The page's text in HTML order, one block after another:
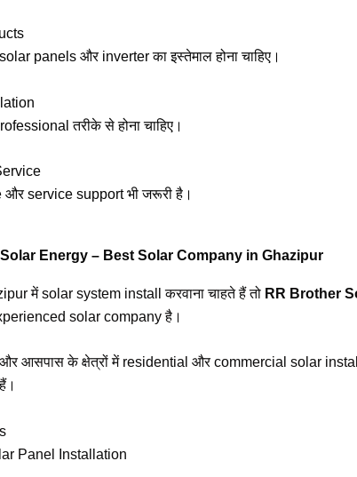
panels और inverter का इस्तेमाल होना चाहिए।
तरीके से होना चाहिए।
और service support भी जरूरी है।
Energy – Best Solar Company in Ghazipur
में solar system install करवाना चाहते हैं तो RR Brother
solar company है।
आसपास के क्षेत्रों में residential और commercial solar
Panel Installation